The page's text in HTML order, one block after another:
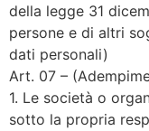
della legge 31
persone e di altri
dati personali)
Art. 07 –
1. Le società o
sotto la propria